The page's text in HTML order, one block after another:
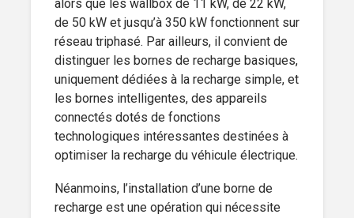
alors que les wallbox de 11 kW, de 22 kW,
de 50 kW et jusqu’à 350 kW fonctionnent sur
réseau triphasé. Par ailleurs, il convient de
distinguer les bornes de recharge basiques,
uniquement dédiées à la recharge simple, et
les bornes intelligentes, des appareils
connectés dotés de fonctions
technologiques intéressantes destinées à
optimiser la recharge du véhicule électrique.
Néanmoins, l’installation d’une borne de
recharge est une opération qui nécessite